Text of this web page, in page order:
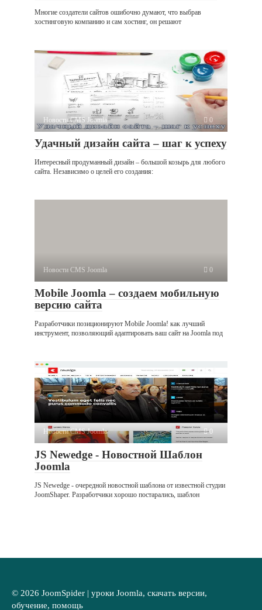
Многие создатели сайтов ошибочно думают, что выбрав
хостинговую компанию и сам хостинг, он решают
Новости CMS Joomla 0
Удачный дизайн сайта – шаг к успеху
Интересный продуманный дизайн – большой козырь для любого
сайта. Независимо о целей его создания:
Новости CMS Joomla 0
Mobile Joomla – создаем мобильную
версию сайта
Разработчики позиционируют Mobile Joomla! как лучший
инструмент, позволяющий адаптировать ваш сайт на Joomla под
Новости CMS Joomla 0
JS Newedge - Новостной Шаблон
Joomla
JS Newedge - очередной новостной шаблона от известной студии
JoomShaper. Разработчики хорошо постарались, шаблон
© 2026 JoomSpider | уроки Joomla, скачать версии,
обучение, помощь